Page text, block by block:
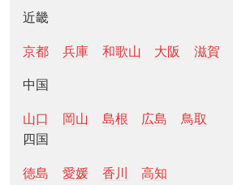
近畿
京都 兵庫 和歌山 大阪 滋賀
中国
山口 岡山 島根 広島
鳥取
四国
徳島 愛媛 香川
高知